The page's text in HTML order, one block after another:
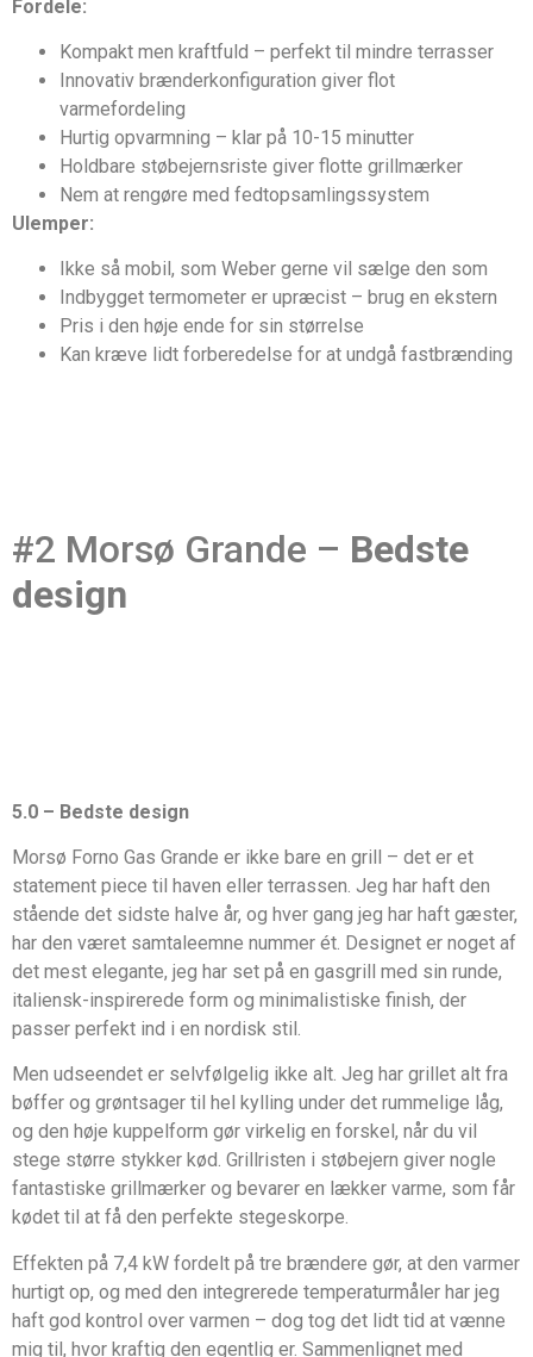
Fordele:
Kompakt men kraftfuld – perfekt til mindre terrasser
Innovativ brænderkonfiguration giver flot
varmefordeling
Hurtig opvarmning – klar på 10-15 minutter
Holdbare støbejernsriste giver flotte grillmærker
Nem at rengøre med fedtopsamlingssystem
Ulemper:
Ikke så mobil, som Weber gerne vil sælge den som
Indbygget termometer er upræcist – brug en ekstern
Pris i den høje ende for sin størrelse
Kan kræve lidt forberedelse for at undgå fastbrænding
#2 Morsø Grande – Bedste
design
5.0 – Bedste design
Morsø Forno Gas Grande er ikke bare en grill – det er et
statement piece til haven eller terrassen. Jeg har haft den
stående det sidste halve år, og hver gang jeg har haft gæster,
har den været samtaleemne nummer ét. Designet er noget af
det mest elegante, jeg har set på en gasgrill med sin runde,
italiensk-inspirerede form og minimalistiske finish, der
passer perfekt ind i en nordisk stil.
Men udseendet er selvfølgelig ikke alt. Jeg har grillet alt fra
bøffer og grøntsager til hel kylling under det rummelige låg,
og den høje kuppelform gør virkelig en forskel, når du vil
stege større stykker kød. Grillristen i støbejern giver nogle
fantastiske grillmærker og bevarer en lækker varme, som får
kødet til at få den perfekte stegeskorpe.
Effekten på 7,4 kW fordelt på tre brændere gør, at den varmer
hurtigt op, og med den integrerede temperaturmåler har jeg
haft god kontrol over varmen – dog tog det lidt tid at vænne
mig til, hvor kraftig den egentlig er. Sammenlignet med